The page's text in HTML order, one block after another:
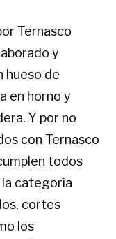
Ternasco
y
hueso de
en horno y
Y por no
con Ternasco
todos
categoría
cortes
los